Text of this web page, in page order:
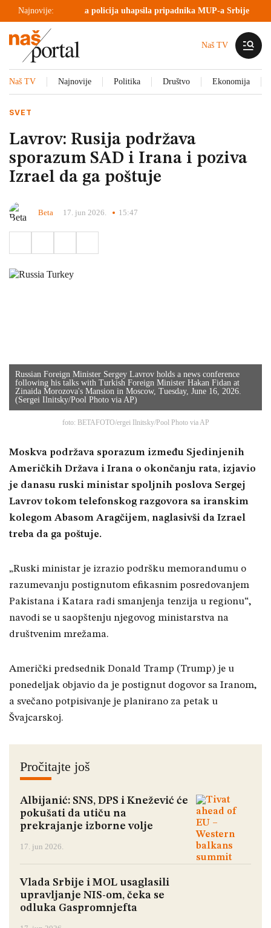
Najnovije:Kosovska policija uhapsila pripadnika MUP-a Srbije
Naš TV
Naš TV Najnovije Politika Društvo Ekonomija
SVET
Lavrov: Rusija podržava
sporazum SAD i Irana i poziva
Izrael da ga poštuje
Beta 17. jun 2026. 15:47
Russian Foreign Minister Sergey Lavrov holds a news conference
following his talks with Turkish Foreign Minister Hakan Fidan at
Zinaida Morozova's Mansion in Moscow, Tuesday, June 16, 2026.
(Sergei Ilnitsky/Pool Photo via AP)
foto: BETAFOTO/ergei Ilnitsky/Pool Photo via AP
Moskva podržava sporazum između Sjedinjenih
Američkih Država i Irana o okončanju rata, izjavio
je danasu ruski ministar spoljnih poslova Sergej
Lavrov tokom telefonskog razgovora sa iranskim
kolegom Abasom Aragčijem, naglasivši da Izrael
treba da ga poštuje.
„Ruski ministar je izrazio podršku memorandumu o
razumevanju postignutom efikasnim posredovanjem
Pakistana i Katara radi smanjenja tenzija u regionu“,
navodi se u saopštenju njegovog ministarstva na
društvenim mrežama.
Američki predsednik Donald Tramp (Trump) je u
ponedeljak objavio da je postignut dogovor sa Iranom,
a svečano potpisivanje je planirano za petak u
Švajcarskoj.
Pročitajte još
Albijanić: SNS, DPS i Knežević će
pokušati da utiču na
prekrajanje izborne volje
17. jun 2026.
Vlada Srbije i MOL usaglasili
upravljanje NIS-om, čeka se
odluka Gaspromnjefta